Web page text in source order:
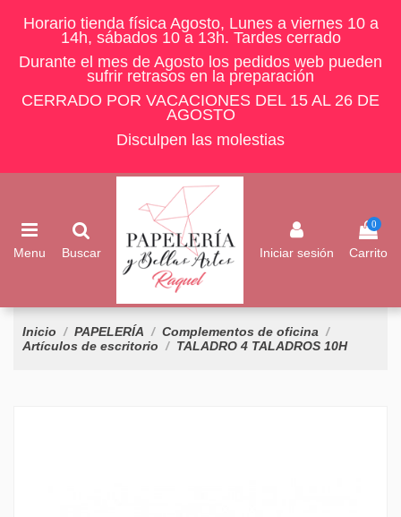
Horario tienda física Agosto, Lunes a viernes 10 a
14h, sábados 10 a 13h. Tardes cerrado
Durante el mes de Agosto los pedidos web pueden
sufrir retrasos en la preparación
CERRADO POR VACACIONES DEL 15 AL 26 DE
AGOSTO
Disculpen las molestias
Menu Buscar Iniciar sesión
0
Carrito
Inicio PAPELERÍA
Complementos de oficina
Artículos de escritorio
TALADRO 4 TALADROS 10H